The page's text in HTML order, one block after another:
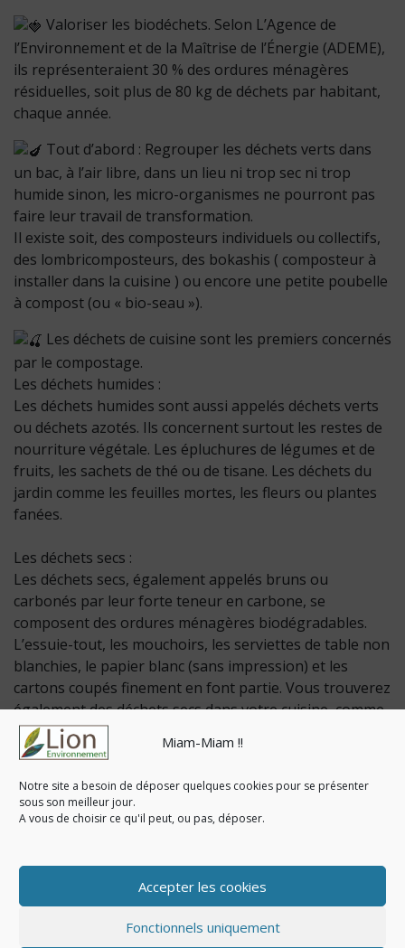
Miam-Miam !!
Notre site a besoin de déposer quelques cookies pour se présenter
sous son meilleur jour.
A vous de choisir ce qu'il peut, ou pas, déposer.
Accepter les cookies
Fonctionnels uniquement
Valoriser les biodéchets. Selon L’Agence de
l’Environnement et de la Maîtrise de l’Énergie (ADEME),
ils représenteraient 30 % des ordures ménagères
résiduelles, soit plus de 80 kg de déchets par habitant,
chaque année.
Tout d’abord : Regrouper les déchets verts dans
un bac, à l’air libre, dans un lieu ni trop sec ni trop
humide sinon, les micro-organismes ne pourront pas
faire leur travail de transformation.
Il existe soit, des composteurs individuels ou collectifs,
des lombricomposteurs, des bokashis ( composteur à
installer dans la cuisine ) ou encore une petite poubelle
à compost (ou « bio-seau »).
Les déchets de cuisine sont les premiers concernés
par le compostage.
Les déchets humides :
Les déchets humides sont aussi appelés déchets verts
ou déchets azotés. Ils concernent surtout les restes de
nourriture végétale. Les épluchures de légumes et de
fruits, les sachets de thé ou de tisane. Les déchets du
jardin comme les feuilles mortes, les fleurs ou plantes
fanées.
Les déchets secs :
Les déchets secs, également appelés bruns ou
carbonés par leur forte teneur en carbone, se
composent des ordures ménagères biodégradables.
L’essuie-tout, les mouchoirs, les serviettes de table non
blanchies, le papier blanc (sans impression) et les
cartons coupés finement en font partie. Vous trouverez
également des déchets secs dans votre cuisine, comme
le marc de café et les coquilles d’œuf. Les déchets bruns
provenant du jardin et que vous pouvez mettre sont : la
d’arbres.
Bon compostage à tous, pensons à l’avenir de notre
planète et à nos enfants !
© Copyright 2020-2026. Tous droits réservés - Lion-